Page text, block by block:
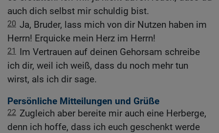
auch dich selbst mir schuldig bist.
20 Ja, Bruder, lass mich von dir Nutzen haben im
Herrn! Erquicke mein Herz im Herrn!
21 Im Vertrauen auf deinen Gehorsam schreibe
ich dir, weil ich weiß, dass du noch mehr tun
wirst, als ich dir sage.
Persönliche Mitteilungen und Grüße
22 Zugleich aber bereite mir auch eine Herberge,
denn ich hoffe, dass ich euch geschenkt werde